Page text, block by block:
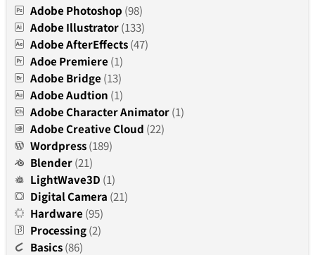
Adobe Photoshop (98)
Adobe Illustrator(133)
Adobe AfterEffects(47)
Adoe Premiere (1)
Adobe Bridge (13)
Adobe Audtion (1)
Adobe Character Animator(1)
Adobe Creative Cloud (22)
Wordpress(189)
Blender(21)
LightWave3D (1)
Digital Camera (21)
Hardware (95)
Processing(2)
Basics(86)